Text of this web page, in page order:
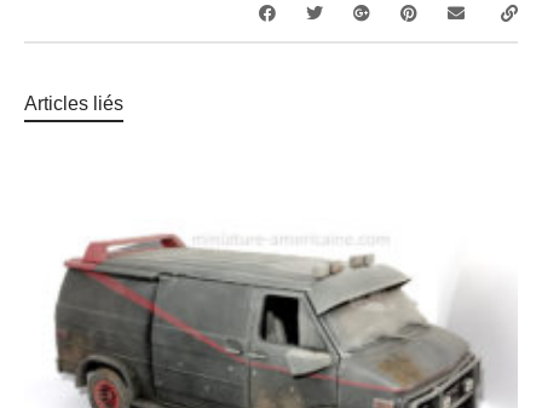
Articles liés